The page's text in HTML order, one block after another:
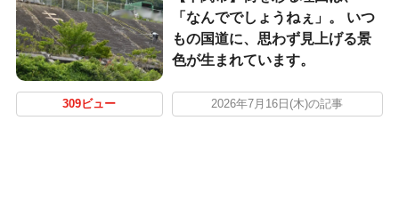
「なんででしょうねぇ」。 いつ
もの国道に、思わず見上げる景
色が生まれています。
309ビュー 2026年7月16日(木)の記事